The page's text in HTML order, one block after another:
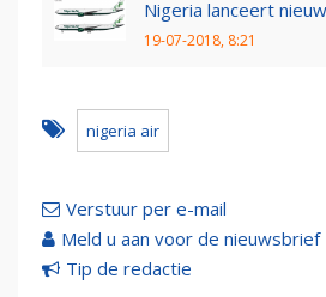
Nigeria lanceert
19-07-2018, 8:21
nigeria air
Verstuur per e-mail
Meld u aan voor de nieuwsbrief
Tip de redactie